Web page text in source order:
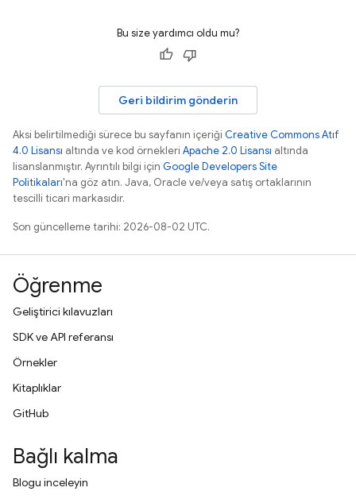
Bu size yardımcı oldu mu?
Geri bildirim gönderin
Aksi belirtilmediği sürece bu sayfanın içeriği Creative Commons Atıf
4.0 Lisansı altında ve kod örnekleri Apache 2.0 Lisansı altında
lisanslanmıştır. Ayrıntılı bilgi için Google Developers Site
Politikaları'na göz atın. Java, Oracle ve/veya satış ortaklarının
tescilli ticari markasıdır.
Son güncelleme tarihi: 2026-08-02 UTC.
Öğrenme
Geliştirici kılavuzları
SDK ve API referansı
Örnekler
Kitaplıklar
GitHub
Bağlı kalma
Blogu inceleyin